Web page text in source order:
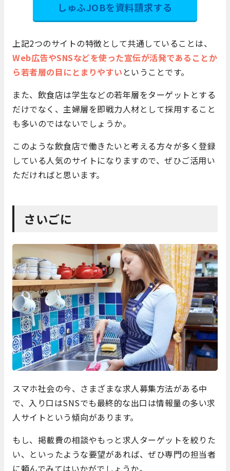
しゅふJOBを資料請求する
上記2つのサイトの特徴として共通していることは、
Web広告やSNSなどを使った宣伝が活発であることか
ら若者層の目にとまりやすい ということです。
また、飲食店は学生などの若年層をターゲットとする
だけでなく、主婦層を即戦力人材として採用すること
も多いのではないでしょうか。
このような飲食店で働きたいと考える方々が多く登録
している人気のサイトになりますので、ぜひご活用い
ただければと思います。
さいごに
スマホ社会の今、さまざまな求人募集方法がある中
で、入り口はSNSでも最終的な出口は情報量の多い求
人サイトという傾向があります。
もし、掲載費の相談やもっと求人ターゲットを絞りた
い、といったような要望があれば、ぜひ専門の担当者
に頼んでみてはいかがでしょうか。